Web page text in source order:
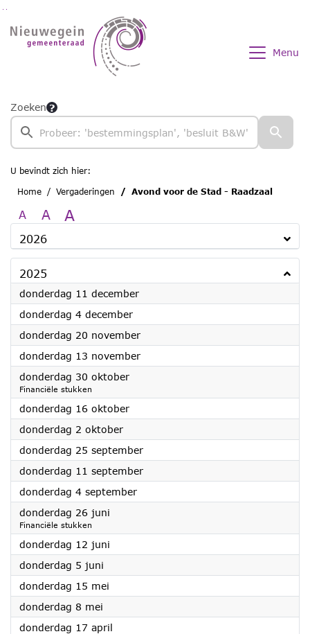
Ga naar de inhoud van deze pagina
Menu
Zoeken
U bevindt zich hier:
Home
Vergaderingen Avond voor de Stad - Raadzaal
A A A
2026
2025
donderdag 11 december2025
donderdag 4 december2025
donderdag 20 november2025
donderdag 13 november2025
donderdag 30 oktober2025
Financiële stukken
donderdag 16 oktober2025
donderdag 2 oktober2025
donderdag 25 september2025
donderdag 11 september2025
donderdag 4 september2025
donderdag 26 juni
Financiële stukken
donderdag 12 juni
donderdag 5 juni
donderdag 15 mei
donderdag 8 mei
donderdag 17 april